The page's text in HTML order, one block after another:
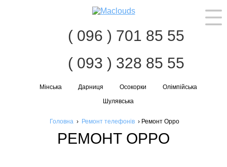
( 096 ) 701 85 55
( 093 ) 328 85 55
Мінська Дарниця Осокорки
Олімпійська
Шулявська
Головна › Ремонт телефонів › Ремонт Oppo
РЕМОНТ OPPO